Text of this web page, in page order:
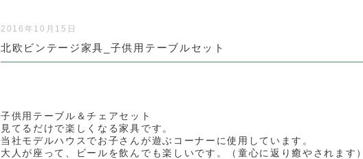
2016年10月15日
北欧ビンテージ家具_子供用テーブルセット
子供用テーブル＆チェアセット
見てるだけで楽しくなる家具です。
当社モデルハウスでお子さんが遊ぶコーナーに使用しています。
大人が座って、ビールを飲んでも楽しいです。（童心に返り癒やされます）